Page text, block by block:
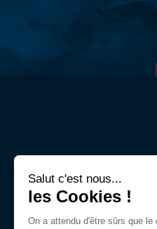
Salut c'est nous...
les Cookies !
On a attendu d'être sûrs que